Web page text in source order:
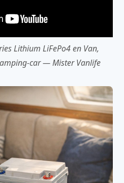
Lithium LiFePo4 en Van,
car — Mister Vanlife